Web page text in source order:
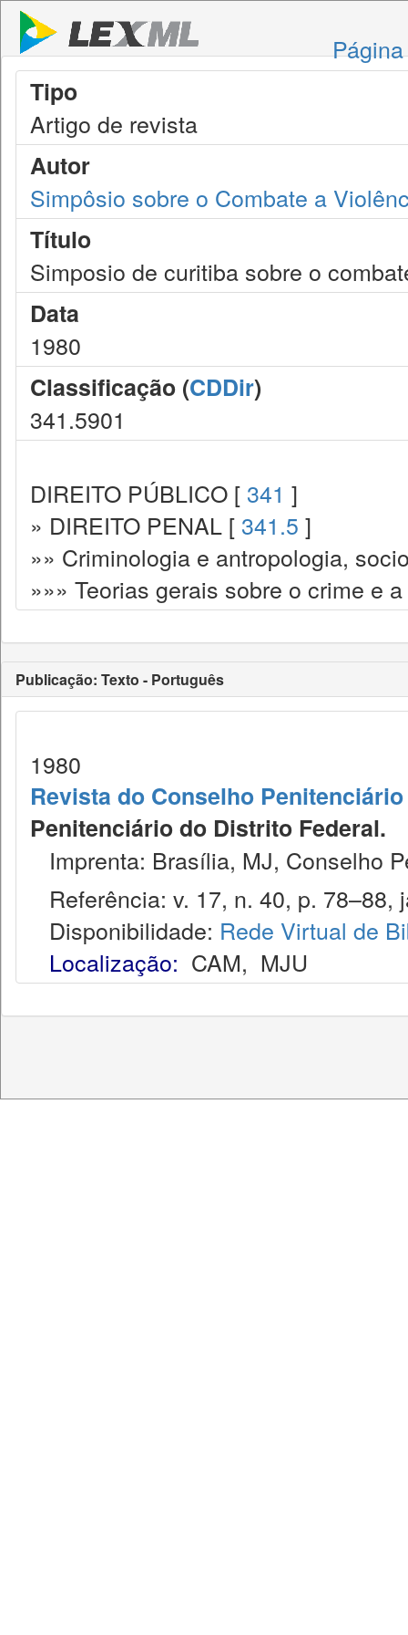
Tipo
Artigo de revista
Autor
Simpôsio sobre o Combate a
Título
Simposio de curitiba sobre o
Data
1980
Classificação (CDDir)
341.5901
DIREITO PÚBLICO [ 341 ]
» DIREITO PENAL [ 341.5 ]
»» Criminologia e antropologia,
»»» Teorias gerais sobre o crime e
Publicação: Texto - Português
1980
Revista do Conselho
Penitenciário do Distrito Federal.
Imprenta: Brasília, MJ, Conselho
Referência: v. 17, n. 40, p. 78–88,
Disponibilidade: Rede Virtual de
Localização: CAM, MJU